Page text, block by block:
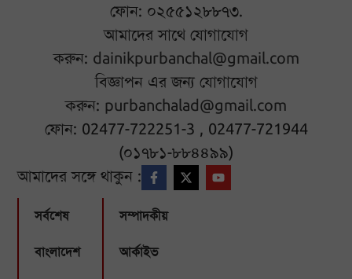
ফোন: ০২৫৫১২৮৮৭৩.
আমাদের সাথে যোগাযোগ
করুন: dainikpurbanchal@gmail.com
বিজ্ঞাপন এর জন্য যোগাযোগ
করুন: purbanchalad@gmail.com
ফোন: 02477-722251-3 , 02477-721944
(০১৭৮১-৮৮৪৪৯৯)
আমাদের সঙ্গে থাকুন :
সর্বশেষ
বাংলাদেশ
সম্পাদকীয়
আর্কাইভ